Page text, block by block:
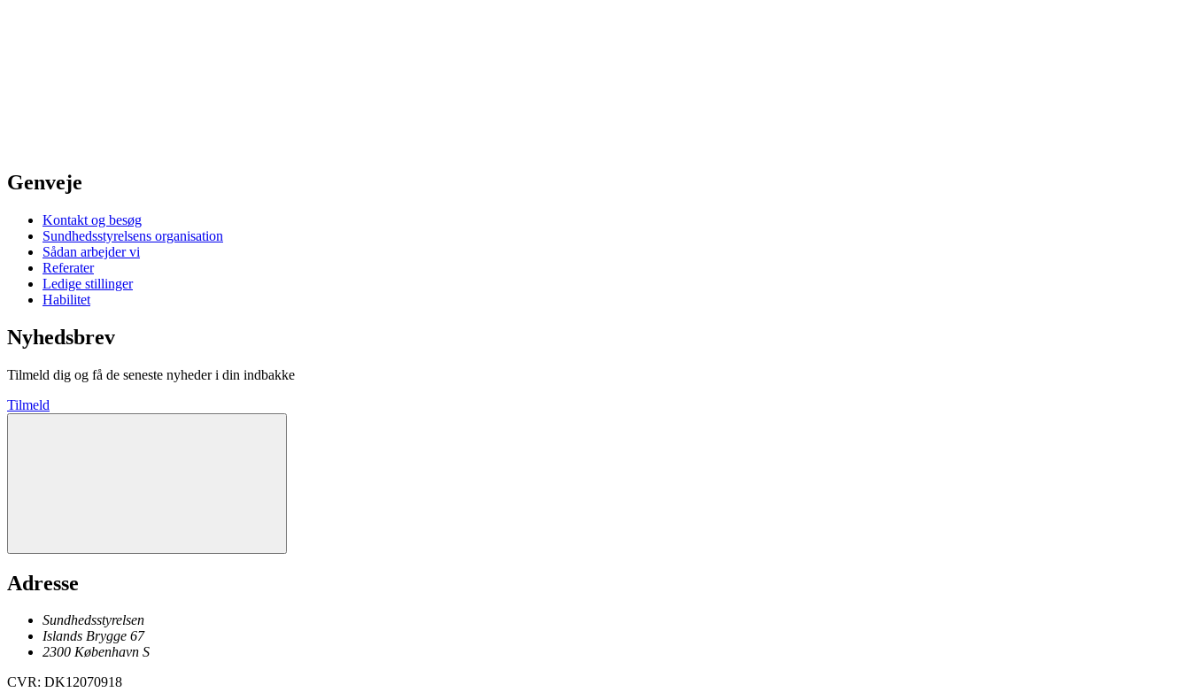
Genveje
Kontakt og besøg
Sundhedsstyrelsens organisation
Sådan arbejder vi
Referater
Ledige stillinger
Habilitet
Nyhedsbrev
Tilmeld dig og få de seneste nyheder i din indbakke
Tilmeld
Adresse
Sundhedsstyrelsen
Islands Brygge 67
2300 København S
CVR: DK12070918